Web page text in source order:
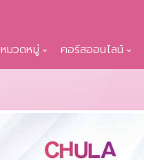
หมวดหมู่ คอร์สออนไลน์